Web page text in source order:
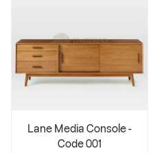
Lane Media Console -
Code 001